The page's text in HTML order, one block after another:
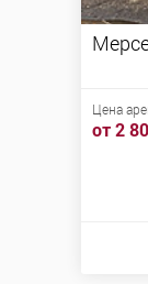
Цена
от 2